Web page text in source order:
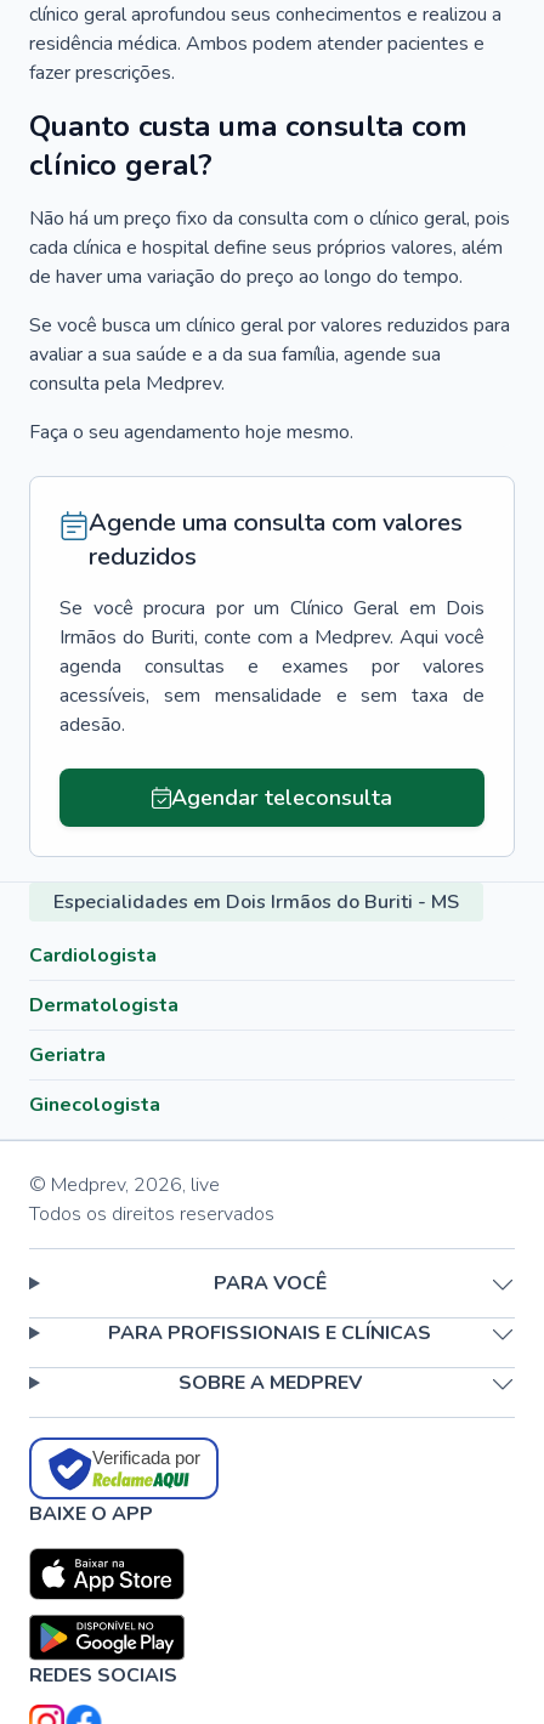
clínico geral aprofundou seus conhecimentos e realizou a
residência médica. Ambos podem atender pacientes e
fazer prescrições.
Quanto custa uma consulta com
clínico geral?
Não há um preço fixo da consulta com o clínico geral, pois
cada clínica e hospital define seus próprios valores, além
de haver uma variação do preço ao longo do tempo.
Se você busca um clínico geral por valores reduzidos para
avaliar a sua saúde e a da sua família, agende sua
consulta pela Medprev.
Faça o seu agendamento hoje mesmo.
Agende uma consulta com valores
reduzidos
Se você procura por um Clínico Geral em Dois
Irmãos do Buriti, conte com a Medprev. Aqui você
agenda consultas e exames por valores
acessíveis, sem mensalidade e sem taxa de
adesão.
Agendar teleconsulta
Especialidades em Dois Irmãos do Buriti - MS
Cardiologista
Dermatologista
Geriatra
Ginecologista
© Medprev, 2026, live
Todos os direitos reservados
PARA VOCÊ
PARA PROFISSIONAIS E CLÍNICAS
SOBRE A MEDPREV
Verificada por
BAIXE O APP
REDES SOCIAIS